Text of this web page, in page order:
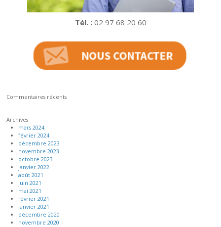
Tél. :02 97 68 20 60
Commentaires récents
Archives
mars 2024
février 2024
décembre 2023
novembre 2023
octobre 2023
janvier 2022
août 2021
juin 2021
mai 2021
février 2021
janvier 2021
décembre 2020
novembre 2020